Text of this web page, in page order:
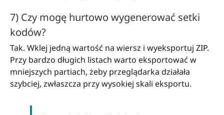
7) Czy mogę hurtowo wygenerować setki
kodów?
Tak. Wklej jedną wartość na wiersz i wyeksportuj ZIP.
Przy bardzo długich listach warto eksportować w
mniejszych partiach, żeby przeglądarka działała
szybciej, zwłaszcza przy wysokiej skali eksportu.